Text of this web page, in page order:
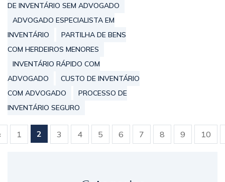
DE INVENTÁRIO SEM ADVOGADO
ADVOGADO ESPECIALISTA EM
INVENTÁRIO
PARTILHA DE BENS
COM HERDEIROS MENORES
INVENTÁRIO RÁPIDO COM
ADVOGADO
CUSTO DE INVENTÁRIO
COM ADVOGADO
PROCESSO DE
INVENTÁRIO SEGURO
1 2 3 4 5 6 7 8 9 10